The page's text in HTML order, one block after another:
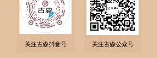
关注古森抖音号 关注古森公众号